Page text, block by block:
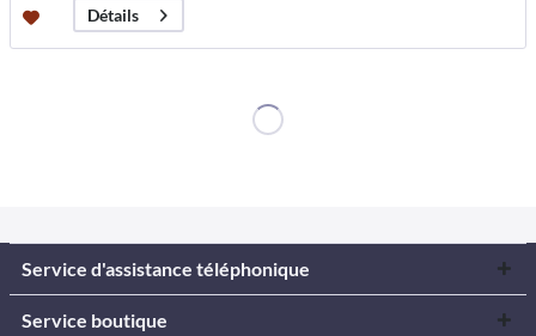
Détails
Service d'assistance téléphonique
Service boutique